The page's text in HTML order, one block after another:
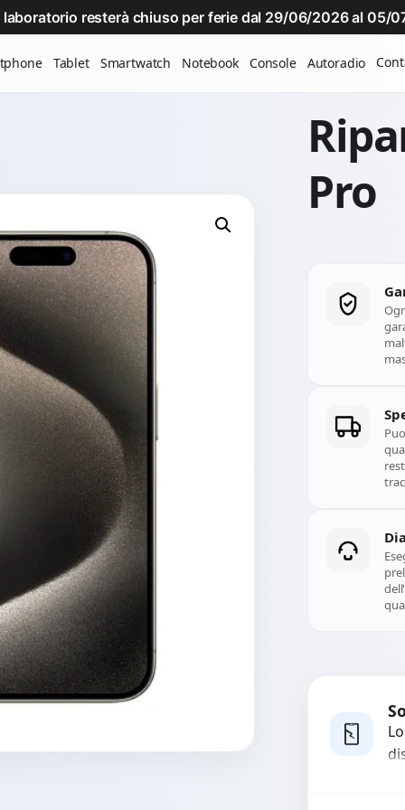
laboratorio resterà chiuso per ferie dal 29/06/2026 al 05/
Tablet Smartwatch Notebook Console Autoradio
Pro